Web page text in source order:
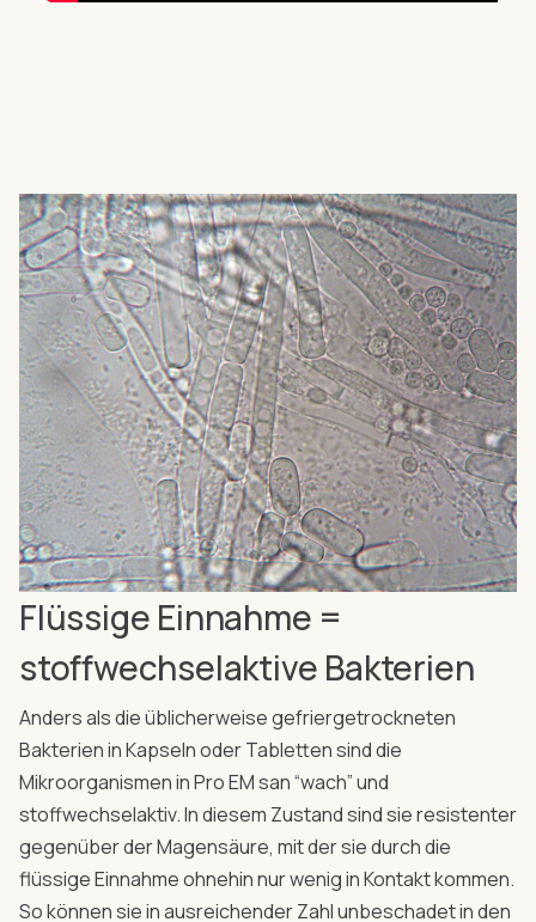
Flüssige Einnahme =
stoffwechselaktive Bakterien
Anders als die üblicherweise gefriergetrockneten
Bakterien in Kapseln oder Tabletten sind die
Mikroorganismen in Pro EM san “wach” und
stoffwechselaktiv. In diesem Zustand sind sie resistenter
gegenüber der Magensäure, mit der sie durch die
flüssige Einnahme ohnehin nur wenig in Kontakt kommen.
So können sie in ausreichender Zahl unbeschadet in den